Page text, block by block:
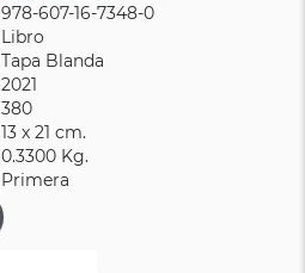
978-607-16-7348-0
Libro
Tapa Blanda
2021
380
13 x 21 cm.
0.3300 Kg.
Primera